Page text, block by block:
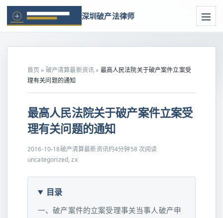
深圳破产法律师
首页 » 破产清算最新资讯» 最高人民法院关于破产案件立案受
理有关问题的通知
最高人民法院关于破产案件立案受
理有关问题的通知
2016-10-18破产清算最新资讯约4分钟58 次阅读
uncategorized, zx
目录
一、破产案件的立案受理事关当事人破产申